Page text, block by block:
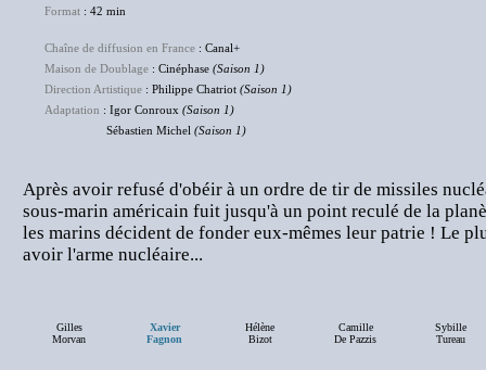
Format : 42 min
Chaîne de diffusion en France : Canal+
Maison de Doublage : Cinéphase (Saison 1)
Direction Artistique : Philippe Chatriot (Saison 1)
Adaptation : Igor Conroux (Saison 1)
Sébastien Michel (Saison 1)
Après avoir refusé d'obéir à un ordre de tir de missiles
sous-marin américain fuit jusqu'à un point reculé de la
les marins décident de fonder eux-mêmes leur patrie ! Le
avoir l'arme nucléaire...
Gilles
Morvan
Xavier
Fagnon
Hélène
Bizot
Camille
De Pazzis
Sybille
Tureau